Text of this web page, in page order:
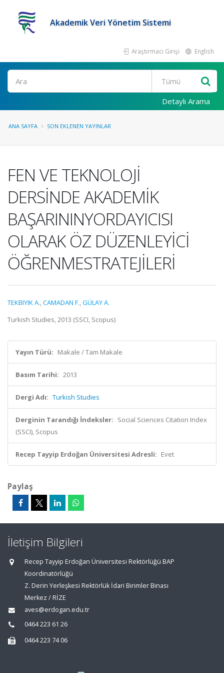
Akademik Veri Yönetim Sistemi
Araştırmacı Girişi English
Ara
Detaylı Arama
ANA SAYFA SON EKLENEN YAYINLAR
FEN VE TEKNOLOJİ
DERSİNDE AKADEMİK
BAŞARININYORDAYICISI
OLARAK ÖZ DÜZENLEYİCİ
ÖĞRENMESTRATEJİLERİ
TEKBIYIK A.,CAMADAN F.,GÜLAY A.
Turkish Studies, 2013 (SSCI, Scopus)
Yayın Türü: Makale / Tam Makale
Basım Tarihi: 2013
Dergi Adı: Turkish Studies
Derginin Tarandığı İndeksler: Social Sciences Citation Index
(SSCI), Scopus
Recep Tayyip Erdoğan Üniversitesi Adresli: Evet
Paylaş
İletişim Bilgileri
Recep Tayyip Erdoğan Üniversitesi Rektörlüğü BAP
Koordinatörlüğü
Z. Derin Yerleşkesi Rektörlük İdari Birimler Binası
Merkez / RİZE
aves@erdogan.edu.tr
0464 223 61 26
0464 223 74 06